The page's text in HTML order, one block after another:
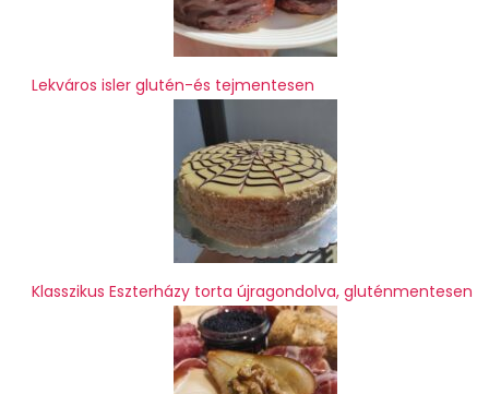
Lekváros isler glutén-és tejmentesen
Klasszikus Eszterházy torta újragondolva, gluténmentesen